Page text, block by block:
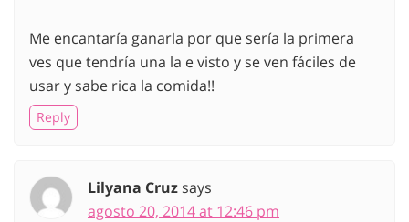
Me encantaría ganarla por que sería la primera
ves que tendría una la e visto y se ven fáciles de
usar y sabe rica la comida!!
Reply
Lilyana Cruzsays
agosto 20, 2014 at 12:46 pm